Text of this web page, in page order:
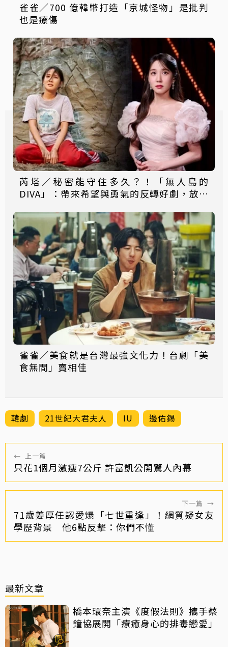
雀雀／700 億韓幣打造「京城怪物」是批判
也是療傷
芮塔／秘密能守住多久？！「無人島的
DIVA」：帶來希望與勇氣的反轉好劇，放手
雀雀／美食就是台灣最強文化力！台劇「美
食無間」賣相佳
韓劇 21世紀大君夫人 IU 邊佑錫
← 上一篇
只花1個月激瘦7公斤 許富凱公開驚人內幕
下一篇 →
71歲姜厚任認愛爆「七世重逢」！網質疑女友
學歷背景 他6點反擊：你們不懂
最新文章
橋本環奈主演《度假法則》攜手蔡
鐘協展開「療癒身心的排毒戀愛」